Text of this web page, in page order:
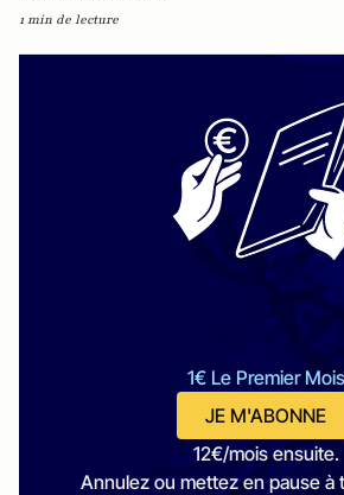
1 min de lecture
1€ Le Premier Mois
JE M'ABONNE
12€/mois ensuite.
Annulez ou mettez en pause à